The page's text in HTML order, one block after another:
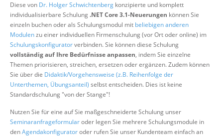
Diese von Dr. Holger Schwichtenberg konzipierte und komplett
individualisierbare Schulung.NET Core 3.1-Neuerungen können Sie
einzeln buchen oder als Schulungsmodul mit beliebigen anderen
Modulenzu einer individuellen Firmenschulung (vor Ort oder online) im
Schulungskonfiguratorverbinden. Sie können diese Schulung
vollständig auf Ihre Bedürfnisse anpassen, indem Sie einzelne
Themen priorisieren, streichen, ersetzen oder ergänzen. Zudem können
Sie über die Didaktik/Vorgehensweise (z.B. Reihenfolge der
Unterthemen, Übungsanteil) selbst entscheiden. Dies ist keine
Standardschulung "von der Stange"!
Nutzen Sie für eine auf Sie maßgeschneiderte Schulung unser
Seminaranfrageformularoder legen Sie mehrere Schulungsmodule in
denAgendakonfiguratoroder rufen Sie unser Kundenteam einfach an